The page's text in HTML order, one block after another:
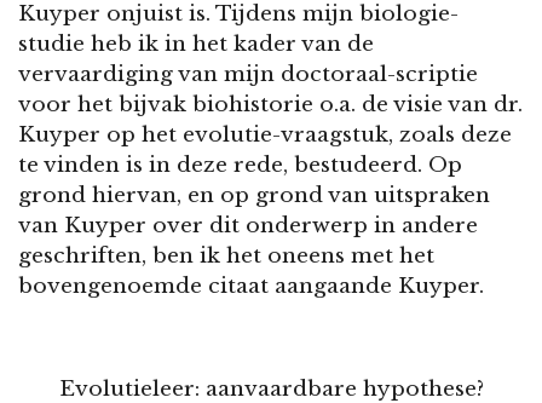
Kuyper onjuist is. Tijdens mijn biologie-
studie heb ik in het kader van de
vervaardiging van mijn doctoraal-scriptie
voor het bijvak biohistorie o.a. de visie van dr.
Kuyper op het evolutie-vraagstuk, zoals deze
te vinden is in deze rede, bestudeerd. Op
grond hiervan, en op grond van uitspraken
van Kuyper over dit onderwerp in andere
geschriften, ben ik het oneens met het
bovengenoemde citaat aangaande Kuyper.
Evolutieleer: aanvaardbare hypothese?